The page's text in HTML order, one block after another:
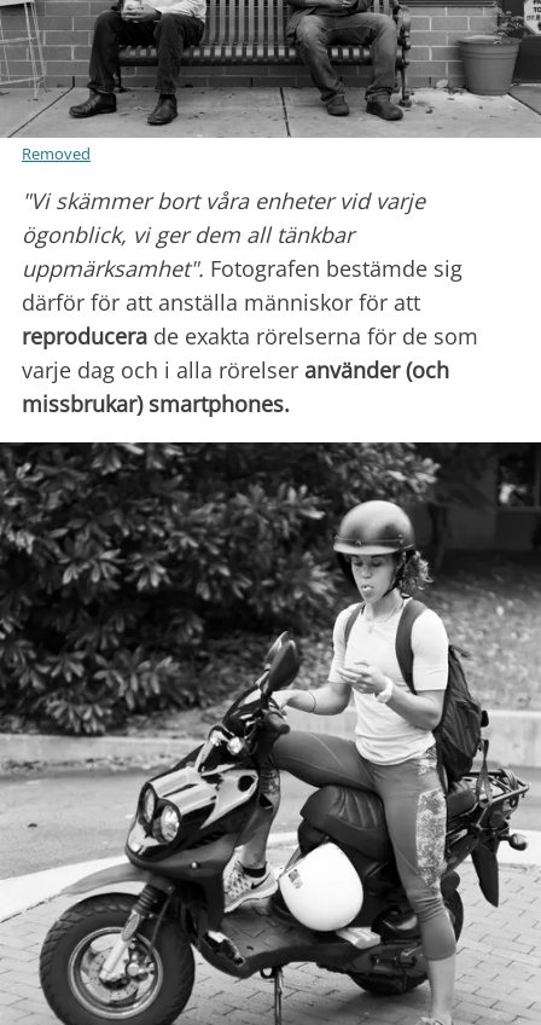
Removed
"Vi skämmer bort våra enheter vid varje
ögonblick, vi ger dem all tänkbar
uppmärksamhet". Fotografen bestämde sig
därför för att anställa människor för att
reproducera de exakta rörelserna för de som
varje dag och i alla rörelser använder (och
missbrukar) smartphones.